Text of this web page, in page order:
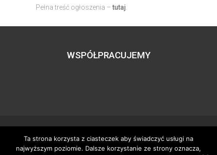
Pełna treść ogłoszenia –tutaj
WSPÓŁPRACUJEMY
Wszystkie prawa zastrzeżone – zzgbogdanka.pl
Ta strona korzysta z ciasteczek aby świadczyć usługi na
najwyższym poziomie. Dalsze korzystanie ze strony oznacza,